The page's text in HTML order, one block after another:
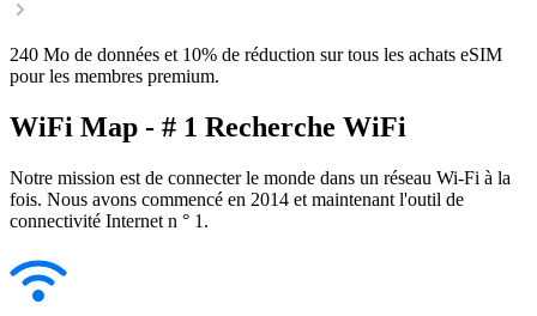
240 Mo de données et 10% de réduction sur tous les achats eSIM
pour les membres premium.
WiFi Map - # 1 Recherche WiFi
Notre mission est de connecter le monde dans un réseau Wi-Fi à la
fois. Nous avons commencé en 2014 et maintenant l'outil de
connectivité Internet n ° 1.